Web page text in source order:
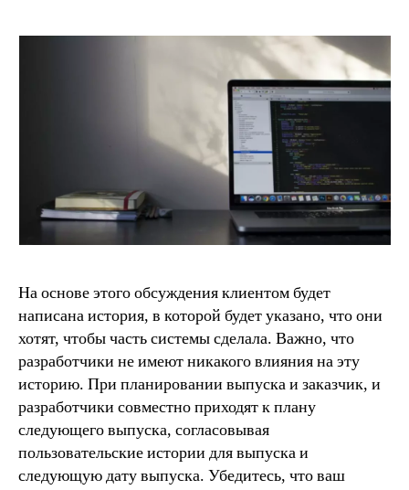
На основе этого обсуждения клиентом будет
написана история, в которой будет указано, что они
хотят, чтобы часть системы сделала. Важно, что
разработчики не имеют никакого влияния на эту
историю. При планировании выпуска и заказчик, и
разработчики совместно приходят к плану
следующего выпуска, согласовывая
пользовательские истории для выпуска и
следующую дату выпуска. Убедитесь, что ваш